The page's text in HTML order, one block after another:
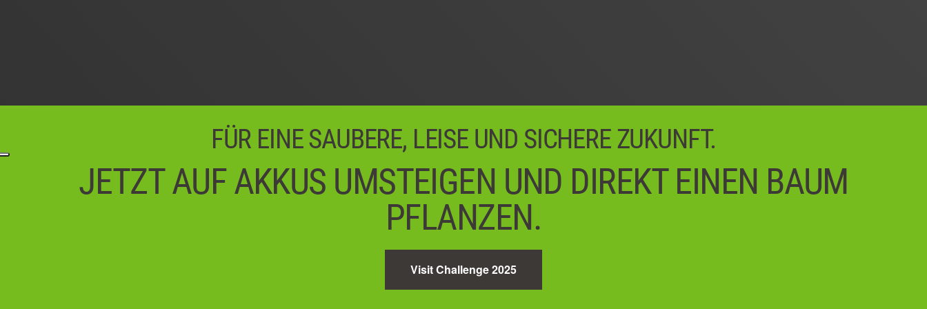
FÜR EINE SAUBERE, LEISE UND SICHERE ZUKUNFT.
JETZT AUF AKKUS UMSTEIGEN UND DIREKT EINEN BAUM
PFLANZEN.
Visit Challenge 2025